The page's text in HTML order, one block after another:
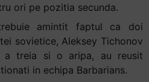
ori pe pozitia secunda.
amintit faptul ca doi
sovietice, Aleksey Tichonov
a treia si o aripa, au reusit
in echipa Barbarians.